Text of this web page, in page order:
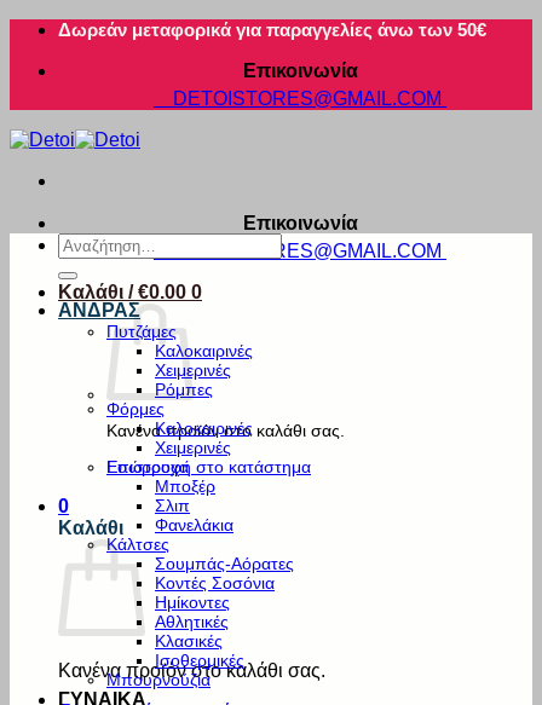
Μετάβαση
περιεχόμενο
Δωρεάν μεταφορικά για παραγγελίες άνω των 50€
Επικοινωνία
DETOISTORES@GMAIL.COM
Επικοινωνία
DETOISTORES@GMAIL.COM
Καλάθι /€0.00 0
Κανένα προϊόν στο καλάθι σας.
Επιστροφή στο κατάστημα
0
Καλάθι
Κανένα προϊόν στο καλάθι σας.
Αναζήτηση
για:
ΑΝΔΡΑΣ
Πυτζάμες
Καλοκαιρινές
Χειμερινές
Ρόμπες
Φόρμες
Καλοκαιρινές
Χειμερινές
Εσώρουχα
Μποξέρ
Σλιπ
Φανελάκια
Κάλτσες
Σουμπάς-Αόρατες
Κοντές Σοσόνια
Ημίκοντες
Αθλητικές
Κλασικές
Ισοθερμικές
Μπουρνούζια
ΓΥΝΑΙΚΑ